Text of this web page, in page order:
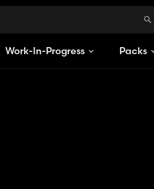
Work-In-Progress Packs